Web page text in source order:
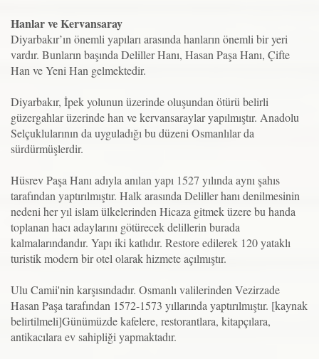
Hanlar ve Kervansaray
Diyarbakır’ın önemli yapıları arasında hanların önemli bir yeri
vardır. Bunların başında Deliller Hanı, Hasan Paşa Hanı, Çifte
Han ve Yeni Han gelmektedir.
Diyarbakır, İpek yolunun üzerinde oluşundan ötürü belirli
güzergahlar üzerinde han ve kervansaraylar yapılmıştır. Anadolu
Selçuklularının da uyguladığı bu düzeni Osmanlılar da
sürdürmüşlerdir.
Hüsrev Paşa Hanı adıyla anılan yapı 1527 yılında aynı şahıs
tarafından yaptırılmıştır. Halk arasında Deliller hanı denilmesinin
nedeni her yıl islam ülkelerinden Hicaza gitmek üzere bu handa
toplanan hacı adaylarını götürecek delillerin burada
kalmalarındandır. Yapı iki katlıdır. Restore edilerek 120 yataklı
turistik modern bir otel olarak hizmete açılmıştır.
Ulu Camii'nin karşısındadır. Osmanlı valilerinden Vezirzade
Hasan Paşa tarafından 1572-1573 yıllarında yaptırılmıştır. [kaynak
belirtilmeli]Günümüzde kafelere, restorantlara, kitapçılara,
antikacılara ev sahipliği yapmaktadır.